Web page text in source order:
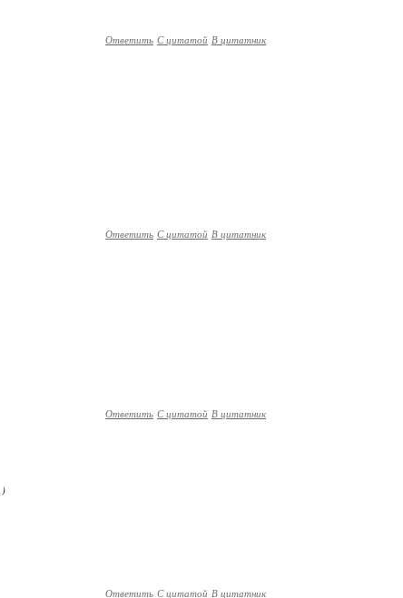
Ответить С цитатой В цитатник
Ответить С цитатой В цитатник
Ответить С цитатой В цитатник
)
Ответить С цитатой В цитатник